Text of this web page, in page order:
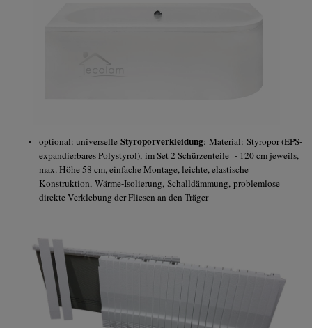
optional: universelle Styroporverkleidung: Material: Styropor (EPS-
expandierbares Polystyrol), im Set 2 Schürzenteile - 120 cm jeweils,
max. Höhe 58 cm, einfache Montage, leichte, elastische
Konstruktion, Wärme-Isolierung, Schalldämmung, problemlose
direkte Verklebung der Fliesen an den Träger